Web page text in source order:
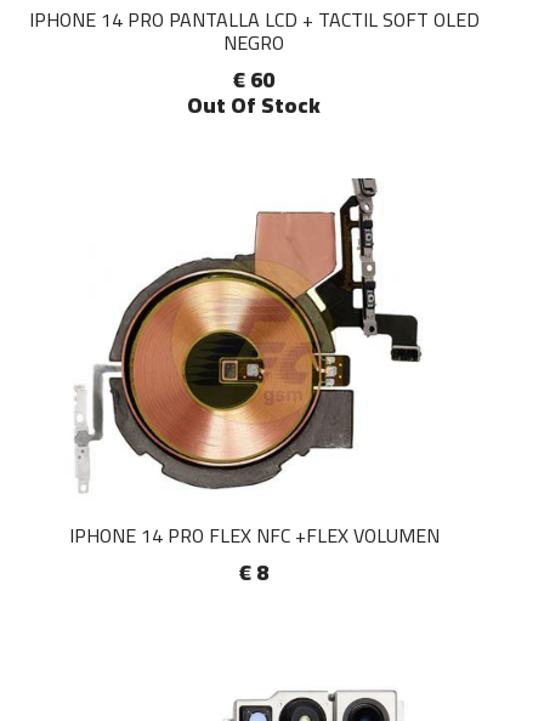
IPHONE 14 PRO PANTALLA LCD + TACTIL SOFT OLED
NEGRO
€ 60
Out Of Stock
IPHONE 14 PRO FLEX NFC +FLEX VOLUMEN
€ 8